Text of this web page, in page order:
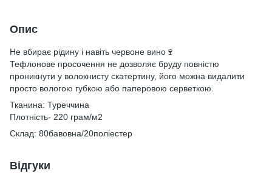
Опис
Не вбирає рідину і навіть червоне вино🍷
Тефлонове просочення не дозволяє бруду повністю
проникнути у волокнисту скатертину, його можна видалити
просто вологою губкою або паперовою серветкою.
Тканина: Туреччина
Плотність- 220 грам/м2
Склад: 80бавовна/20поліестер
Відгуки